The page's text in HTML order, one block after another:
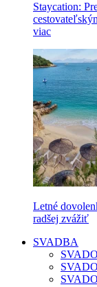
Staycation:
viac
Letné
radšej zvážiť
SVADBA